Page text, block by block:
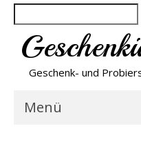
Suchen
Geschenk- und
Menü